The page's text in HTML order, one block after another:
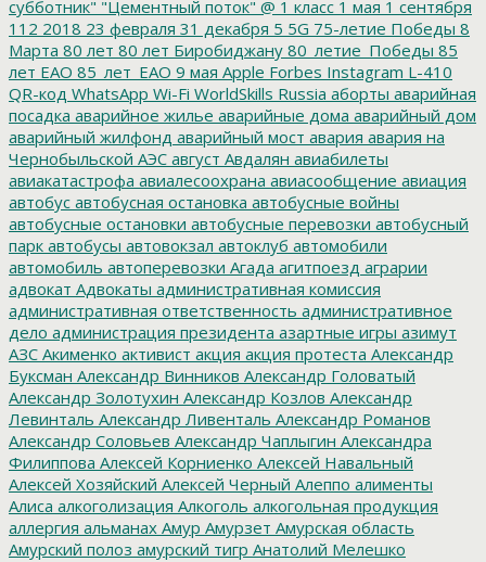
субботник" "Цементный поток" @ 1 класс 1 мая 1 сентября
112 2018 23 февраля 31 декабря 5 5G 75-летие Победы 8
Марта 80 лет 80 лет Биробиджану 80_летие_Победы 85
лет ЕАО 85_лет_ЕАО 9 мая Apple Forbes Instagram L-410
QR-код WhatsApp Wi-Fi WorldSkills Russia аборты аварийная
посадка аварийное жилье аварийные дома аварийный дом
аварийный жилфонд аварийный мост авария авария на
Чернобыльской АЭС август Авдалян авиабилеты
авиакатастрофа авиалесоохрана авиасообщение авиация
автобус автобусная остановка автобусные войны
автобусные остановки автобусные перевозки автобусный
парк автобусы автовокзал автоклуб автомобили
автомобиль автоперевозки Агада агитпоезд аграрии
адвокат Адвокаты административная комиссия
административная ответственность административное
дело администрация президента азартные игры азимут
АЗС Акименко активист акция акция протеста Александр
Буксман Александр Винников Александр Головатый
Александр Золотухин Александр Козлов Александр
Левинталь Александр Ливенталь Александр Романов
Александр Соловьев Александр Чаплыгин Александра
Филиппова Алексей Корниенко Алексей Навальный
Алексей Хозяйский Алексей Черный Алеппо алименты
Алиса алкоголизация Алкоголь алкогольная продукция
аллергия альманах Амур Амурзет Амурская область
Амурский полоз амурский тигр Анатолий Мелешко